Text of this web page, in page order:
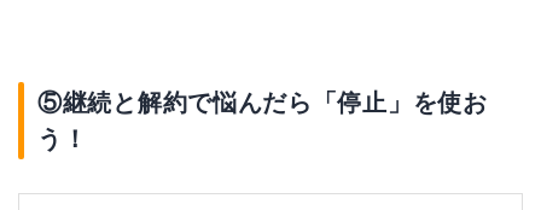
⑤継続と解約で悩んだら「停止」を使お
う！